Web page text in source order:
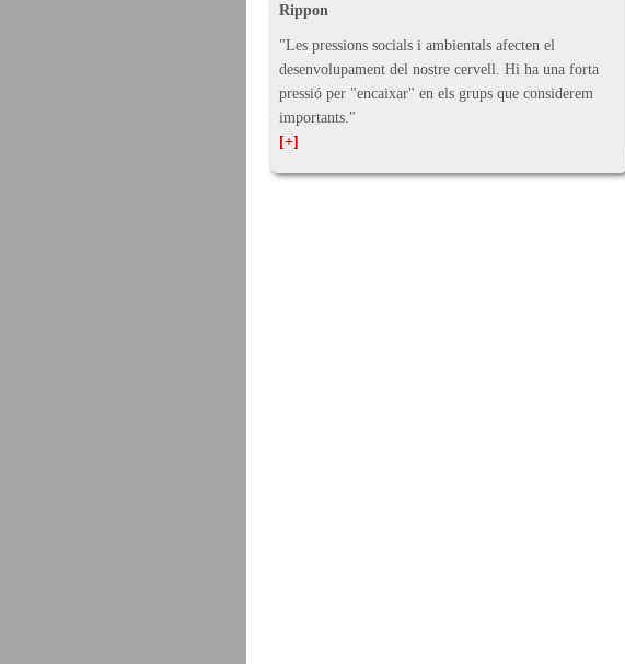
Rippon
"Les pressions socials i ambientals afecten el
desenvolupament del nostre cervell. Hi ha una forta
pressió per "encaixar" en els grups que considerem
importants."
[+]